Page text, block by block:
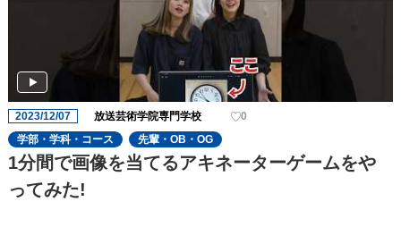
2023/12/07 放送芸術学院専門学校
0
学部・学科・コース
先輩・OB・OG
1分間で画像を当てるアキネーターゲームをや
ってみた!